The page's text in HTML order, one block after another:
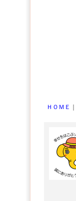
ＨＯＭＥ